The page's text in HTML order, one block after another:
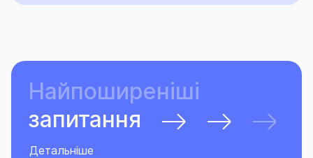
Найпоширеніші
запитання
Детальніше